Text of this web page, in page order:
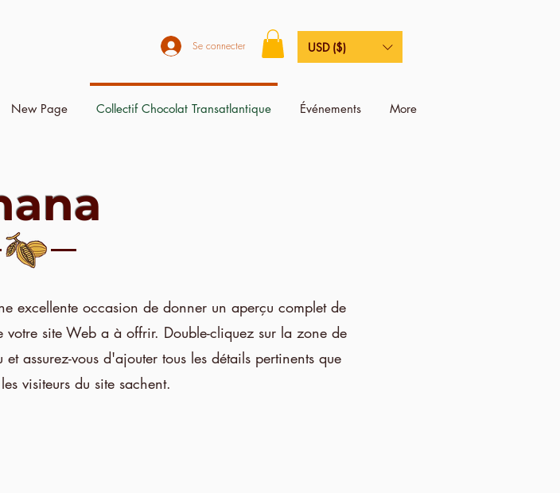
New Page Collectif Chocolat Transatlantique Événements More
Se connecter USD ($)
excellente occasion de donner un aperçu complet de
votre site Web a à offrir. Double-cliquez sur la zone de
assurez-vous d'ajouter tous les détails pertinents que
visiteurs du site sachent.